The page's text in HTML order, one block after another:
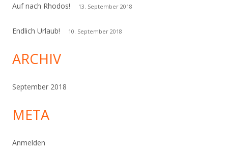
Auf nach Rhodos! 13. September 2018
Endlich Urlaub! 10. September 2018
ARCHIV
September 2018
META
Anmelden